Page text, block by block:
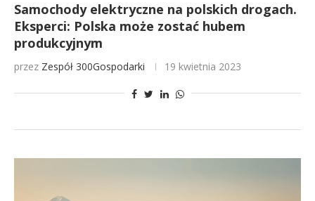
Samochody elektryczne na polskich drogach.
Eksperci: Polska może zostać hubem
produkcyjnym
przez Zespół 300Gospodarki 19 kwietnia 2023